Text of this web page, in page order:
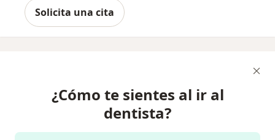
Solicita una cita
¿Cómo te sientes al ir al
dentista?